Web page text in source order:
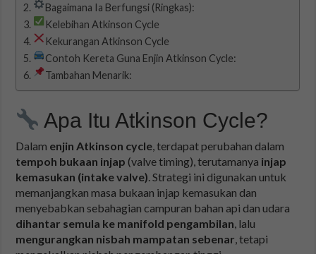
Bagaimana Ia Berfungsi (Ringkas):
Kelebihan Atkinson Cycle
Kekurangan Atkinson Cycle
Contoh Kereta Guna Enjin Atkinson Cycle:
Tambahan Menarik:
Apa Itu Atkinson Cycle?
Dalam enjin Atkinson cycle , terdapat perubahan dalam
tempoh bukaan injap (valve timing), terutamanya injap
kemasukan (intake valve) . Strategi ini digunakan untuk
memanjangkan masa bukaan injap kemasukan dan
menyebabkan sebahagian campuran bahan api dan udara
dihantar semula ke manifold pengambilan , lalu
mengurangkan nisbah mampatan sebenar , tetapi